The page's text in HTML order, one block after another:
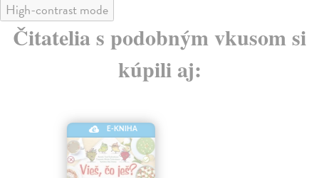
High-contrast mode
Čitatelia s podobným vkusom si
kúpili aj:
E-KNIHA